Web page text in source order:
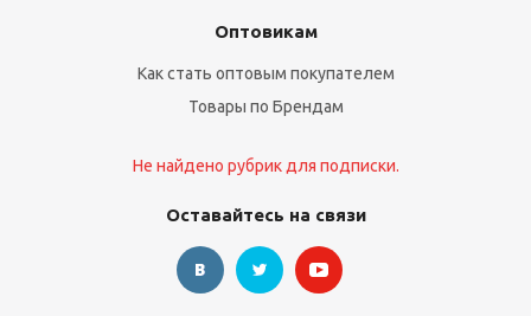
Оптовикам
Как стать оптовым покупателем
Товары по Брендам
Не найдено рубрик для подписки.
Оставайтесь на связи